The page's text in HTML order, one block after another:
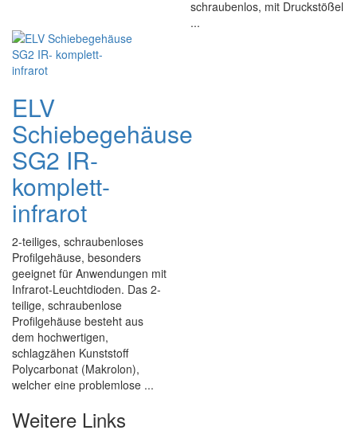
schraubenlos, mit Druckstößel
...
ELV
Schiebegehäuse
SG2 IR-
komplett-
infrarot
2-teiliges, schraubenloses
Profilgehäuse, besonders
geeignet für Anwendungen mit
Infrarot-Leuchtdioden. Das 2-
teilige, schraubenlose
Profilgehäuse besteht aus
dem hochwertigen,
schlagzähen Kunststoff
Polycarbonat (Makrolon),
welcher eine problemlose ...
Weitere Links